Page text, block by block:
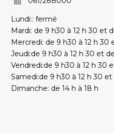
Lundi:: fermé
Mardi: de 9 h30 à 12 h 30 et
Mercredi: de 9 h30 à 12 h 30
Jeudi:de 9 h30 à 12 h 30 et
Vendredi:de 9 h30 à 12 h 30
Samedi:de 9 h30 à 12 h 30 et
Dimanche: de 14 h à 18 h